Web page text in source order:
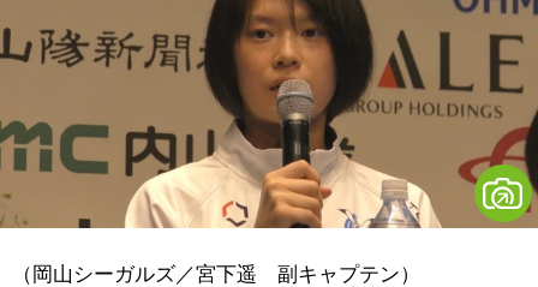
（岡山シーガルズ／宮下遥 副キャプテン）